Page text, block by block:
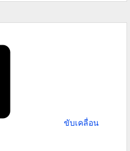
ขับเคลื่อน